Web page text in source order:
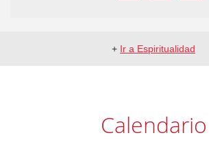
+ Ir a Espiritualidad
Calendario